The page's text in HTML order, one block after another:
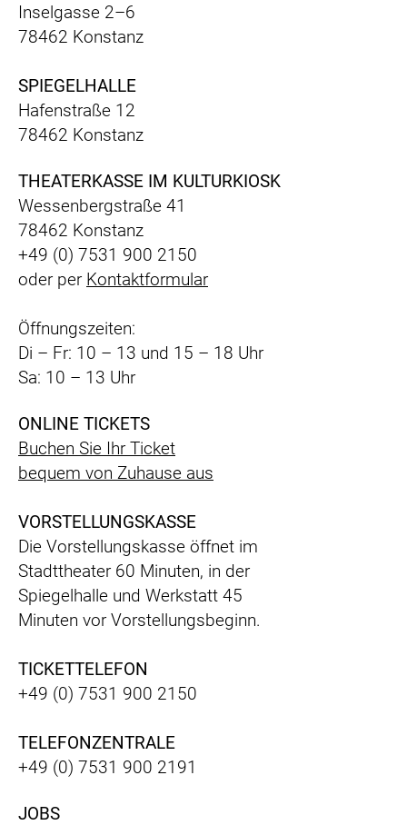
Inselgasse 2–6
78462 Konstanz
SPIEGELHALLE
Hafenstraße 12
78462 Konstanz
THEATERKASSE IM KULTURKIOSK
Wessenbergstraße 41
78462 Konstanz
+49 (0) 7531 900 2150
oder per Kontaktformular
Öffnungszeiten:
Di – Fr: 10 – 13 und 15 – 18 Uhr
Sa: 10 – 13 Uhr
ONLINE TICKETS
Buchen Sie Ihr Ticket
bequem von Zuhause aus
VORSTELLUNGSKASSE
Die Vorstellungskasse öffnet im
Stadttheater 60 Minuten, in der
Spiegelhalle und Werkstatt 45
Minuten vor Vorstellungsbeginn.
TICKETTELEFON
+49 (0) 7531 900 2150
TELEFONZENTRALE
+49 (0) 7531 900 2191
JOBS